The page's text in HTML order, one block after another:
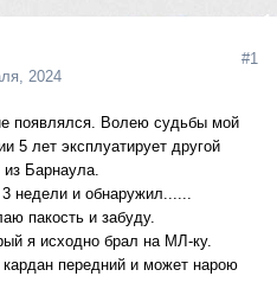
2024
#1
появлялся. Волею судьбы мой
5 лет эксплуатирует другой
Барнаула.
недели и обнаружил......
пакость и забуду.
я исходно брал на МЛ-ку.
кардан передний и может нарою